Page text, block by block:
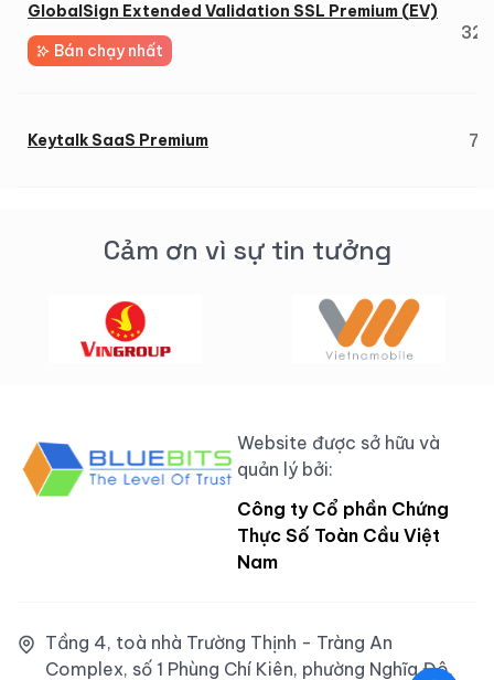
GlobalSign Extended Validation SSL Premium (EV)
Bán chạy nhất
Keytalk SaaS Premium
Cảm ơn vì sự tin tưởng
Website được sở hữu và
quản lý bởi:
Công ty Cổ phần Chứng
Thực Số Toàn Cầu Việt
Nam
Tầng 4, toà nhà Trường Thịnh - Tràng An
Complex, số 1 Phùng Chí Kiên, phường Nghĩa Đô,